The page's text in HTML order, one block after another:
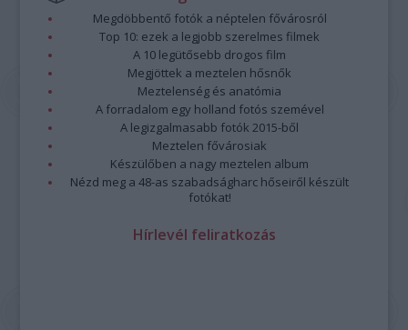
Megdöbbentő fotók a néptelen fővárosról
Top 10: ezek a legjobb szerelmes filmek
A 10 legütősebb drogos film
Megjöttek a meztelen hősnők
Meztelenség és anatómia
A forradalom egy holland fotós szemével
A legizgalmasabb fotók 2015-ből
Meztelen fővárosiak
Készülőben a nagy meztelen album
Nézd meg a 48-as szabadságharc hőseiről készült
fotókat!
Hírlevél feliratkozás